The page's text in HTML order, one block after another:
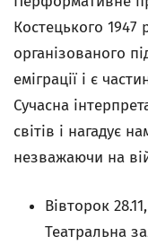
Костецького 1947
організованого
еміграції і є
Сучасна
світів і нагадує
незважаючи на
Вівторок
Театральна